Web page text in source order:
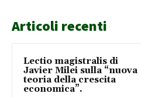
Articoli recenti
Lectio magistralis di
Javier Milei sulla “nuova
teoria della crescita
economica”.